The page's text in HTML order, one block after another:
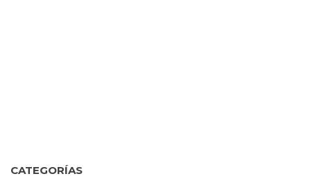
CATEGORÍAS